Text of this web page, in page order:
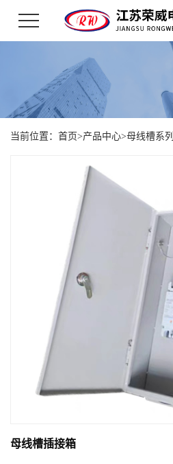
当前位置： 首页>产品中心>母线槽系列
母线槽插接箱